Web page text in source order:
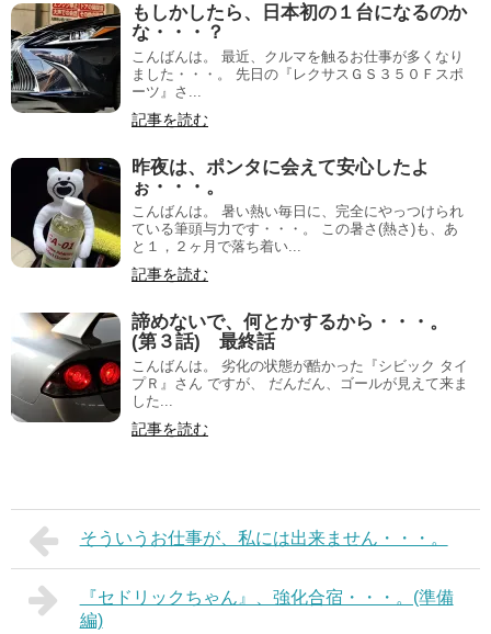
もしかしたら、日本初の１台になるのか
な・・・？
こんばんは。 最近、クルマを触るお仕事が多くなり
ました・・・。 先日の『レクサスＧＳ３５０Ｆスポ
ーツ』さ...
記事を読む
昨夜は、ポンタに会えて安心したよ
ぉ・・・。
こんばんは。 暑い熱い毎日に、完全にやっつけられ
ている筆頭与力です・・・。 この暑さ(熱さ)も、あ
と１，２ヶ月で落ち着い...
記事を読む
諦めないで、何とかするから・・・。
(第３話) 最終話
こんばんは。 劣化の状態が酷かった『シビック タイ
プＲ』さん ですが、 だんだん、ゴールが見えて来ま
した...
記事を読む
そういうお仕事が、私には出来ません・・・。
『セドリックちゃん』、強化合宿・・・。(準備
編)